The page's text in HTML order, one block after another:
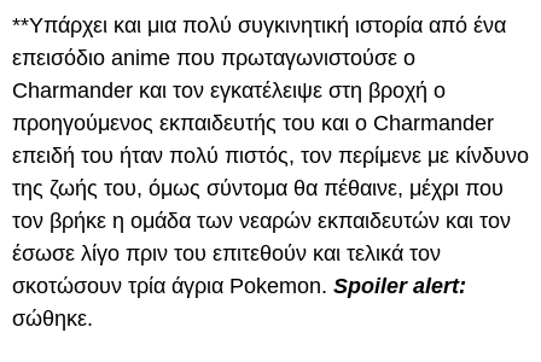
**Υπάρχει και μια πολύ συγκινητική ιστορία από ένα
επεισόδιο anime που πρωταγωνιστούσε ο
Charmander και τον εγκατέλειψε στη βροχή ο
προηγούμενος εκπαιδευτής του και ο Charmander
επειδή του ήταν πολύ πιστός, τον περίμενε με κίνδυνο
της ζωής του, όμως σύντομα θα πέθαινε, μέχρι που
τον βρήκε η ομάδα των νεαρών εκπαιδευτών και τον
έσωσε λίγο πριν του επιτεθούν και τελικά τον
σκοτώσουν τρία άγρια Pokemon. Spoiler alert:
σώθηκε.